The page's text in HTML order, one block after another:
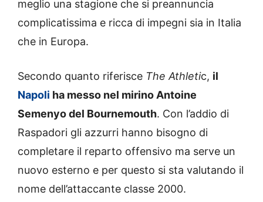
meglio una stagione che si preannuncia
complicatissima e ricca di impegni sia in Italia
che in Europa.
Secondo quanto riferisce The Athletic, il
Napoli ha messo nel mirino Antoine
Semenyo del Bournemouth. Con l’addio di
Raspadori gli azzurri hanno bisogno di
completare il reparto offensivo ma serve un
nuovo esterno e per questo si sta valutando il
nome dell’attaccante classe 2000.